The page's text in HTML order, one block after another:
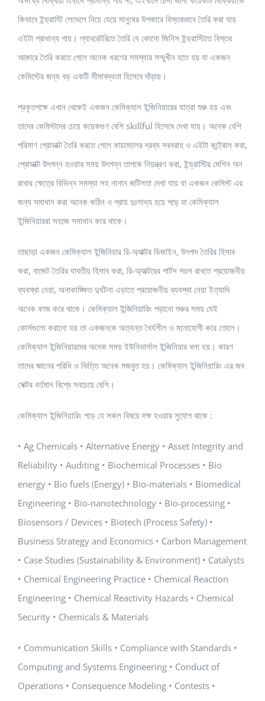
কিভাবে ইন্ড্রাস্টি লেভেলে নিয়ে যেয়ে মানুষের উপকারে বিস্তরভাবে তৈরি করা যায়
এইটা প্রাধান্য পায়। ল্যাবরেটরিতে তৈরি যে কোনো জিনিস ইন্ড্রাস্টিতে বিস্তর
আকারে তৈরি করতে গেলে অনেক ধরণের সমস্যার সম্মুখীন হতে হয় যা একজন
কেমিস্টের জন্য বড় একটি সীমাবদ্ধতা হিসেবে দাঁড়ায়।
প্রকৃতপক্ষে এখান থেকেই একজন কেমিক্যাল ইন্জিনিয়ারের যাত্রা শুরু হয় এবং
তাদের কেমিস্টদের চেয়ে কয়েকগুণ বেশি skillful হিসেবে দেখা যায়। অনেক বেশি
পরিমাণ প্রোডাক্ট তৈরি করতে গেলে কাচামালের দ্রব্য সরবরাহ ও এইটা কন্ট্রোল করা,
প্রোডাক্ট উৎপন্ন হওয়ার সময় উৎপন্ন তাপকে নিয়ন্ত্রণ করা, ইন্ড্রাস্টির মেশিন অন
রাখার ক্ষেত্রে বিভিন্ন সমস্যা সহ নানান জটিলতা দেখা যায় যা একজন কেমিস্ট এর
জন্য সমাধান করা অনেক কঠিন ও প্রায় দুঃসাধ্য হয়ে পড়ে যা কেমিক্যাল
ইন্জিনিয়াররা সহজে সমাধান করে থাকে।
তাছাড়া একজন কেমিক্যাল ইন্জিনিয়ার রি-অ্যাক্টর ডিজাইন, উৎপাদ তৈরির হিসাব
করা, বাজেট তৈরির যাবতীয় হিসাব করা, রি-অ্যাক্টরের পার্টস সচল রাখতে প্রয়োজনীয়
ব্যবস্থা নেয়া, অনাকাঙ্ক্ষিত দুর্ঘটনা এড়াতে প্রয়োজনীয় ব্যবস্থা নেয়া ইত্যাদি
অনেক কাজ করে থাকে। কেমিক্যাল ইন্জিনিয়ারিং পড়ানো শুরুর সময় যেই
কোর্সগুলো করানো হয় তা একজনকে অত্যন্ত ধৈর্যশীল ও মনোযোগী করে তোলে।
কেমিক্যাল ইন্জিনিয়ারদের অনেক সময় ইউনিভার্সাল ইন্জিনিয়ার বলা হয়। কারণ
তাদের জ্ঞানের পরিধি ও ভিত্তি অনেক মজবুত হয়। কেমিক্যাল ইন্জিনিয়ারিং এর জব
সেক্টর বর্তমান বিশ্বে সবচেয়ে বেশি।
কেমিক্যাল ইন্জিনিয়ারিং পড়ে যে সকল বিষয়ে দক্ষ হওয়ার সুযোগ থাকে :
• Ag Chemicals • Alternative Energy • Asset Integrity and
Reliability • Auditing • Biochemical Processes • Bio
energy • Bio fuels (Energy) • Bio-materials • Biomedical
Engineering • Bio-nanotechnology • Bio-processing •
Biosensors / Devices • Biotech (Process Safety) •
Business Strategy and Economics • Carbon Management
• Case Studies (Sustainability & Environment) • Catalysts
• Chemical Engineering Practice • Chemical Reaction
Engineering • Chemical Reactivity Hazards • Chemical
Security • Chemicals & Materials
• Communication Skills • Compliance with Standards •
Computing and Systems Engineering • Conduct of
Operations • Consequence Modeling • Contests •